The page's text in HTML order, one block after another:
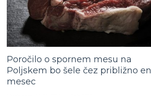
Poročilo o spornem mesu na
Poljskem bo šele čez približno en
mesec